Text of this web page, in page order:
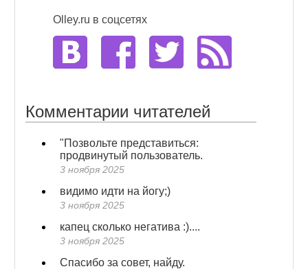
Olley.ru в соцсетях
Комментарии читателей
"Позвольте представиться:
продвинутый пользователь.
3 ноября 2025
видимо идти на йогу;)
3 ноября 2025
капец сколько негатива :)....
3 ноября 2025
Спасибо за совет, найду.